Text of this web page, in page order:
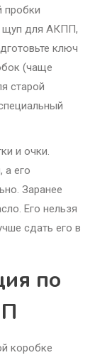
пробки
щуп для АКПП,
ключ
(чаще
старой
и очки.
а его
Заранее
Его нельзя
сдать его в
по
коробке